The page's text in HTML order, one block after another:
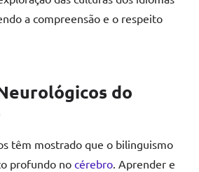
a compreensão e o respeito
do
têm mostrado que o bilinguismo
profundo no cérebro. Aprender e